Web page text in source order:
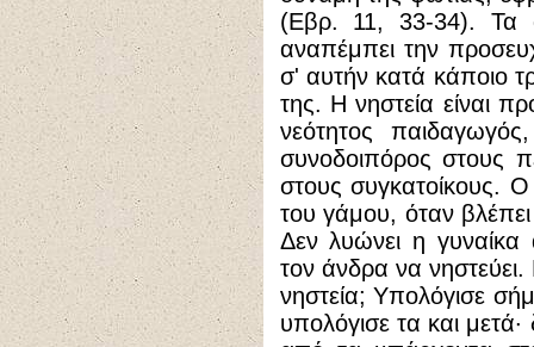
(Εβρ. 11, 33-34). Τα
αναπέμπει την
σ' αυτήν κατά κάποιο
της. Η νηστεία είναι
νεότητος
συνοδοιπόρος στους
στους συγκατοίκους.
του γάμου, όταν βλέπει
Δεν λυώνει η γυναίκα
τον άνδρα να νηστεύει.
νηστεία; Υπολόγισε
υπολόγισε τα και μετά·